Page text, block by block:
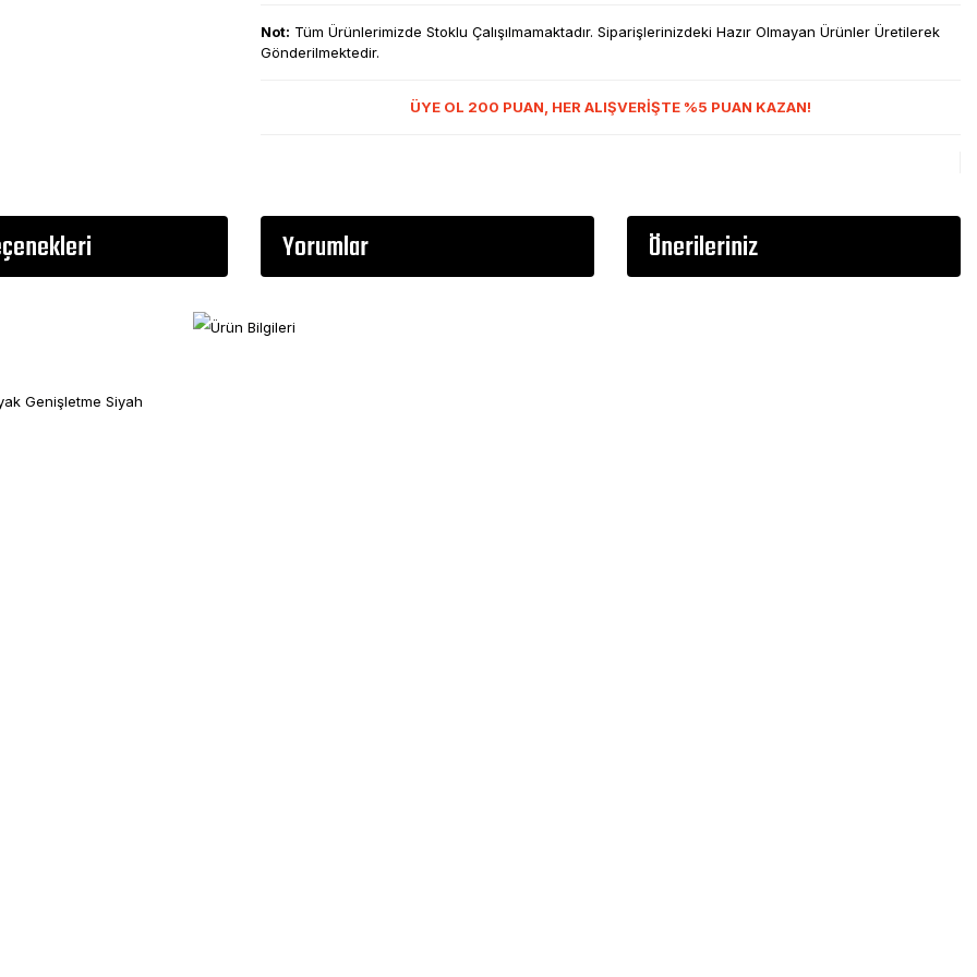
Not: Tüm Ürünlerimizde Stoklu Çalışılmamaktadır. Siparişlerinizdeki Hazır Olmayan Ürünler Üretilerek
Gönderilmektedir.
ÜYE OL 200 PUAN, HER ALIŞVERİŞTE %5 PUAN KAZAN!
Yorumlar Önerileriniz
Genişletme Siyah